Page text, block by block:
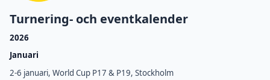
Turnering- och eventkalender
2026
Januari
2-6 januari, World Cup P17 & P19, Stockholm